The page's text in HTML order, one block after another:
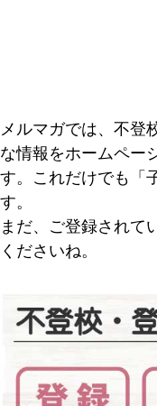
メルマガでは、不登
な情報をホームペー
す。これだけでも「
す。
まだ、ご登録されて
くださいね。